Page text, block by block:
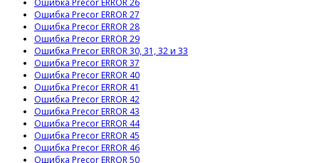
Ошибка Precor ERROR 26
Ошибка Precor ERROR 27
Ошибка Precor ERROR 28
Ошибка Precor ERROR 29
Ошибка Precor ERROR 30, 31, 32 и 33
Ошибка Precor ERROR 37
Ошибка Precor ERROR 40
Ошибка Precor ERROR 41
Ошибка Precor ERROR 42
Ошибка Precor ERROR 43
Ошибка Precor ERROR 44
Ошибка Precor ERROR 45
Ошибка Precor ERROR 46
Ошибка Precor ERROR 50